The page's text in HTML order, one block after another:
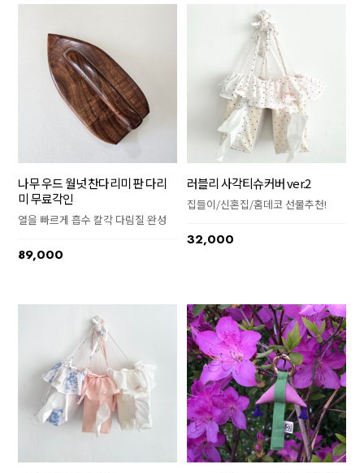
나무 우드 월넛 찬다리미 판 다리
미 무료각인
열을 빠르게 흡수 칼각 다림질 완성
89,000
러블리 사각티슈커버 ver.2
집들이/신혼집/홈데코 선물추천!
32,000